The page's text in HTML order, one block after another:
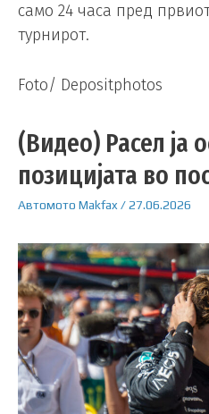
само 24 часа пред
турнирот.
Foto/ Depositphotos
(Видео) Расел ја
позицијата во
Автомото Makfax /27.06.2026